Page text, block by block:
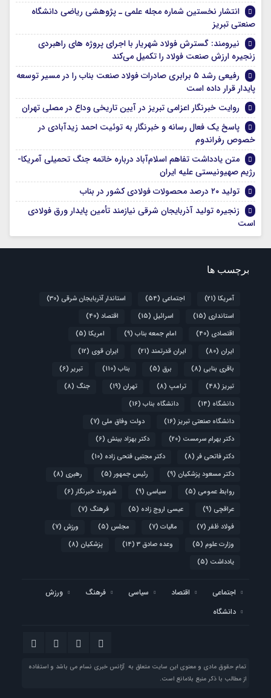
انتشار نخستین شماره مجله علمی ـ پژوهشی ریاضی دانشگاه
صنعتی تبریز
نیرومند: گسترش فولاد شهریار با اجرای پروژه های راهبردی
زنجیره ارزش صنعت فولاد را تکمیل می‌کند
رفیعی رشد ۵ برابری صادرات فولاد صنعت بناب را در مسیر توسعه
پایدار قرار داده است
روایت خبرنگار اعزامی تبریز در آیین تاریخی وداع در مصلی تهران
پاسخ یک فعال رسانه و خبرنگار به توئیت احمد زیدآبادی در
خصوص رفراندوم
متن یادداشت تفاهم اسلام‌آباد درباره خاتمه جنگ تحمیلی آمریکا-
رژیم صهیونیستی علیه ایران
تولید ۲۰ درصد محصولات فولادی کشور در بناب
زنجیره تولید آذربایجان شرقی نیازمند تأمین پایدار ورق فولادی
است
برچسب ها
آمریکا (21) اجتماعی (54) استاندار آذربایجان شرقی (30)
استانداری (15) اسرائیل (15) اقتصاد (40)
اقتصادی (40) امام جمعه بناب (9) امریکا (5)
ایران (80) ایران قدرتمند (21) ایران قوی (12)
باقری بنابی (8) برق (5) بناب (110) تبریر(6)
تبریز(48) ترامپ (8) تهران (19) جنگ (8)
دانشگاه (14) دانشگاه بناب (16)
دانشگاه صنعتی تبریز(16) دولت وفاق ملی (7)
دکتر بهرام سرمست (20) دکتر بهزاد بینش (6)
دکتر فاتحی فر(8) دکتر مجتبی فتحی زاده (10)
دکتر مسعود پزشکیان (9) رئیس جمهور(5) رهبری (8)
روابط عمومی (5) سیاسی (9) شهروند خبرنگار(6)
عراقچی (9) عیسی اروج زاده (5) فرهنگ (7)
فولاد ظفر(7) مالیات (7) مجلس (5) ورزش (7)
وزارت علوم (5) وعده صادق 3 (14) پزشکیان (8)
یادداشت (5)
اجتماعی اقتصاد سیاسی فرهنگ
ورزش
دانشگاه
تمام حقوق مادی و معنوی این سایت متعلق به آژانس خبری نسام می باشد و استفاده
از مطالب با ذکر منبع بلامانع است.